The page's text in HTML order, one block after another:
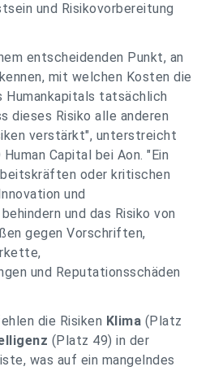
und Risikovorbereitung
entscheidenden Punkt, an
mit welchen Kosten die
Humankapitals tatsächlich
dieses Risiko alle anderen
verstärkt", unterstreicht
Human Capital bei Aon. " Ein
oder kritischen
und
und das Risiko von
gegen Vorschriften,
und Reputationsschäden
die Risiken Klima (Platz
(Platz 49) in der
was auf ein mangelndes